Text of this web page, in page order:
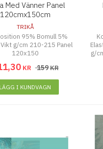
Med Vänner Panel
120cmx150cm
TRIKÅ
95% Bomull 5%
Vikt g/cm 210-215 Panel
120x150
,30 KR 159KR
LÄGG I KUNDVAGN
g/